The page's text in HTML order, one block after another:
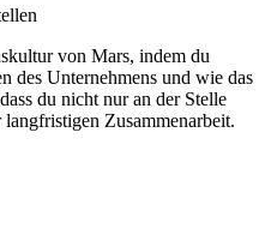
von Mars, indem du
des Unternehmens und wie das
du nicht nur an der Stelle
Zusammenarbeit.